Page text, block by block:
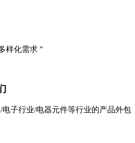
样化需求 ”
子行业/电器元件等行业的产品外包